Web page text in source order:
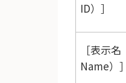
ID）
表示名
Name）